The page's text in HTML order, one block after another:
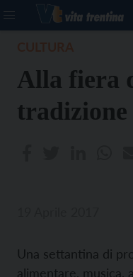
Alla fiera
tradizione
Una settantina di
alimentare, musica,